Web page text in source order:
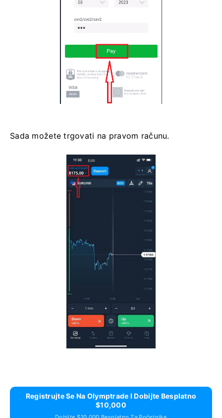
Sada možete trgovati na pravom računu.
Registrujte Se Na Olymptrade I Dobijte Besplatno
$10,000